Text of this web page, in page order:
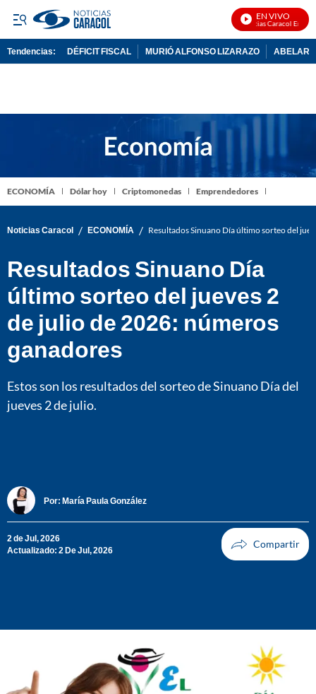
EN VIVO
Noticias Caracol En Vivo
Tendencias: DÉFICIT FISCAL MURIÓ ALFONSO LIZARAZO
ECONOMÍA Dólar hoy Criptomonedas Emprendedores
Noticias Caracol / ECONOMÍA / Resultados Sinuano Día último sorteo del
Resultados Sinuano Día
último sorteo del jueves 2
de julio de 2026: números
ganadores
Estos son los resultados del sorteo de Sinuano Día del
jueves 2 de julio.
Por: María Paula González
2 de Jul, 2026
Actualizado: 2 De Jul, 2026